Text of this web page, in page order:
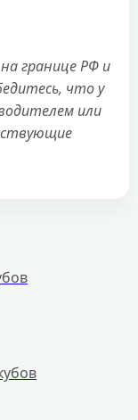
границе РФ и
что у
или